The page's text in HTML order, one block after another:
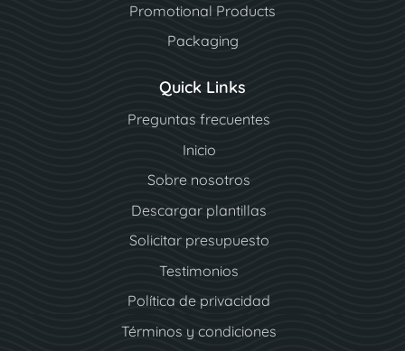
Promotional Products
Packaging
Quick Links
Preguntas frecuentes
Inicio
Sobre nosotros
Descargar plantillas
Solicitar presupuesto
Testimonios
Política de privacidad
Términos y condiciones